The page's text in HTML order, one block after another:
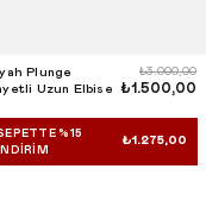
Plunge
Uzun Elbise
₺3.000,00
₺1.500,00
%15
İNDIRIM
₺1.275,00